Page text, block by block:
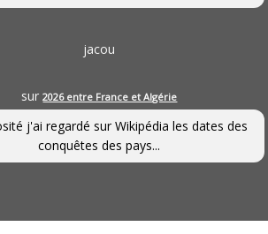
jacou
sur2026 entre France et Algérie
j'ai regardé sur Wikipédia les dates des
conquêtes des pays...